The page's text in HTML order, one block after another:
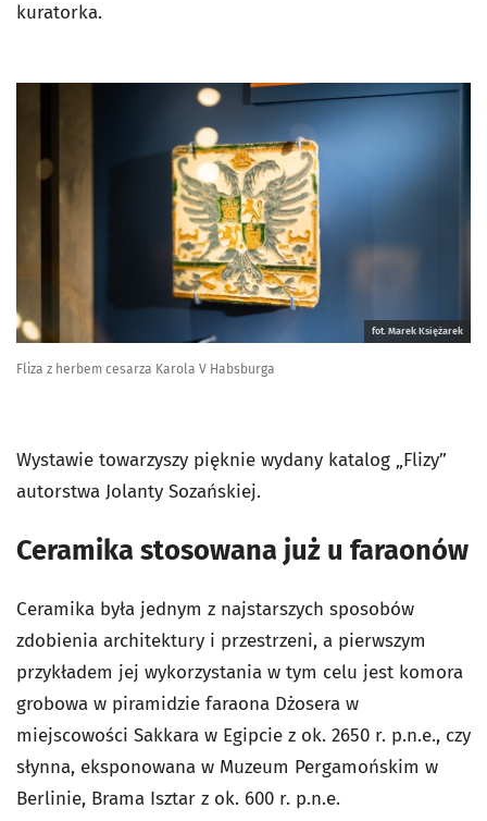
kuratorka.
fot. Marek Księżarek
Fliza z herbem cesarza Karola V Habsburga
Wystawie towarzyszy pięknie wydany katalog „Flizy”
autorstwa Jolanty Sozańskiej.
Ceramika stosowana już u faraonów
Ceramika była jednym z najstarszych sposobów
zdobienia architektury i przestrzeni, a pierwszym
przykładem jej wykorzystania w tym celu jest komora
grobowa w piramidzie faraona Dżosera w
miejscowości Sakkara w Egipcie z ok. 2650 r. p.n.e., czy
słynna, eksponowana w Muzeum Pergamońskim w
Berlinie, Brama Isztar z ok. 600 r. p.n.e.